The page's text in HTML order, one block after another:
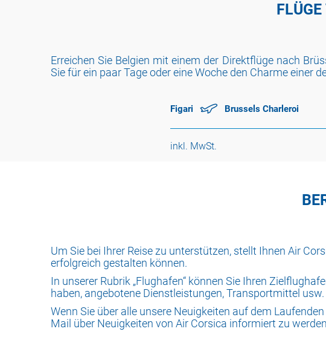
Erreichen Sie Belgien mit einem der Direktflüge nach
Sie für ein paar Tage oder eine Woche den Charme einer
Figari Brussels Charleroi
inkl. MwSt.
Um Sie bei Ihrer Reise zu unterstützen, stellt Ihnen Air
erfolgreich gestalten können.
In unserer Rubrik „Flughafen“ können Sie Ihren
haben, angebotene Dienstleistungen, Transportmittel usw.
Wenn Sie über alle unsere Neuigkeiten auf dem
Mail über Neuigkeiten von Air Corsica informiert zu